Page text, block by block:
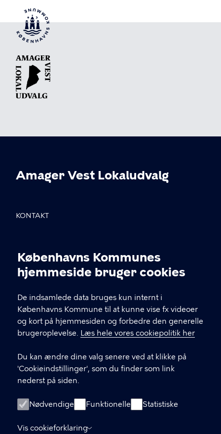
Cookieindstillinger
Københavns Kommunes
hjemmeside bruger cookies
De indsamlede data bruges kun internt i
Københavns Kommune til at kunne vise fx videoer
og kort på hjemmesiden og forbedre den generelle
brugeroplevelse. Læs hele vores cookiepolitik her
Du kan ændre dine valg senere ved at klikke på
'Cookieindstillinger', som du finder som link
nederst på siden.
Nødvendige Funktionelle Statistiske
Vis cookieforklaring
Amager Vest Lokaludvalg
KONTAKT
info@avlu.dk
21 51 39 35
LINKS
Facebook
Instagram
Kontakt os
Nyhedsbrev
Amager Vest Borgerpanel